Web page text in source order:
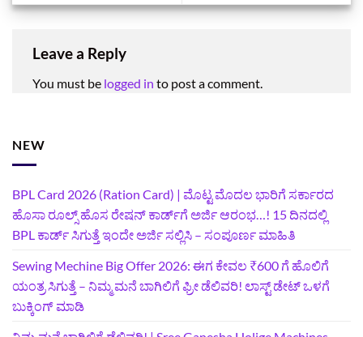
Leave a Reply
You must be logged in to post a comment.
NEW
BPL Card 2026 (Ration Card) | ಮೊಟ್ಟ ಮೊದಲ ಭಾರಿಗೆ ಸರ್ಕಾರದ
ಹೊಸಾ ರೂಲ್ಸ್ ಹೊಸ ರೇಷನ್ ಕಾರ್ಡ್‌ಗೆ ಅರ್ಜಿ ಆರಂಭ…! 15 ದಿನದಲ್ಲಿ
BPL ಕಾರ್ಡ್ ಸಿಗುತ್ತೆ ಇಂದೇ ಅರ್ಜಿ ಸಲ್ಲಿಸಿ – ಸಂಪೂರ್ಣ ಮಾಹಿತಿ
Sewing Mechine Big Offer 2026: ಈಗ ಕೇವಲ ₹600 ಗೆ ಹೊಲಿಗೆ
ಯಂತ್ರ ಸಿಗುತ್ತೆ – ನಿಮ್ಮ ಮನೆ ಬಾಗಿಲಿಗೆ‍ ಫ್ರೀ ಡೆಲಿವರಿ! ಲಾಸ್ಟ್‌ ಡೇಟ್‌ ಒಳಗೆ
ಬುಕ್ಕಿಂಗ್‌ ಮಾಡಿ